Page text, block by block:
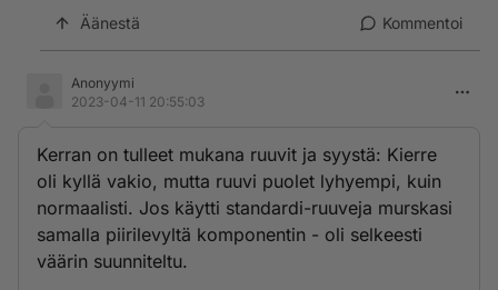
Äänestä Kommentoi
Anonyymi
2023-04-11 20:55:03
Kerran on tulleet mukana ruuvit ja syystä: Kierre
oli kyllä vakio, mutta ruuvi puolet lyhyempi, kuin
normaalisti. Jos käytti standardi-ruuveja murskasi
samalla piirilevyltä komponentin - oli selkeesti
väärin suunniteltu.